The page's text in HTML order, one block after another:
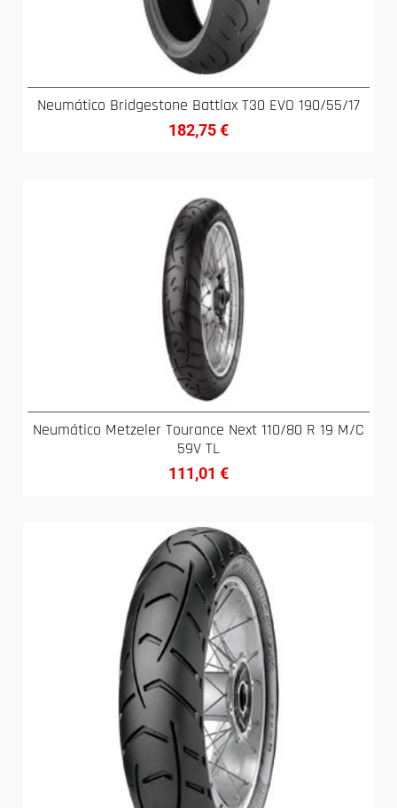
Neumático Bridgestone Battlax T30 EVO 190/55/17
182,75€
Neumático Metzeler Tourance Next 110/80 R 19 M/C
59V TL
111,01 €